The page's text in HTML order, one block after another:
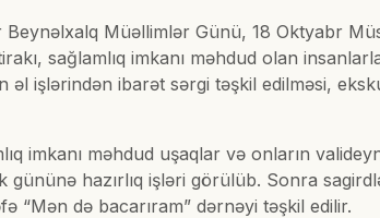
Beynəlxalq Müəllimlər Günü, 18 Oktyabr
sağlamlıq imkanı məhdud olan
işlərindən ibarət sərgi təşkil edilməsi,
imkanı məhdud uşaqlar və onların
hazırlıq işləri görülüb. Sonra
“Mən də bacarıram” dərnəyi təşkil edilir.